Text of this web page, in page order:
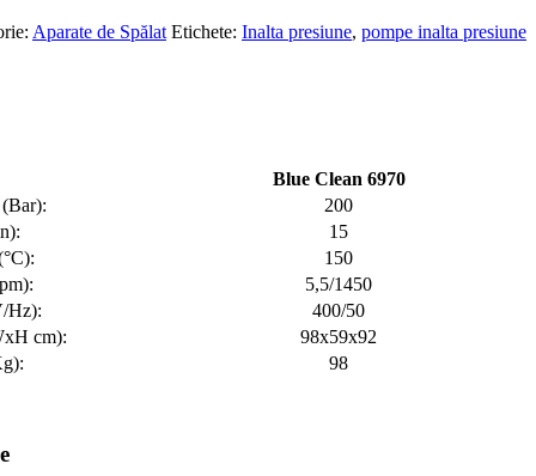
Aparate de Spălat Etichete: Inalta presiune, pompe inalta presiune
Blue Clean 6970
200
15
150
5,5/1450
Hz):
400/50
cm):
98x59x92
98